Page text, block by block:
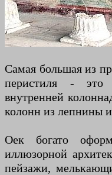
Самая большая из
перистиля -
внутренней
колонн из лепнины
Оек богато
иллюзорной
пейзажи,